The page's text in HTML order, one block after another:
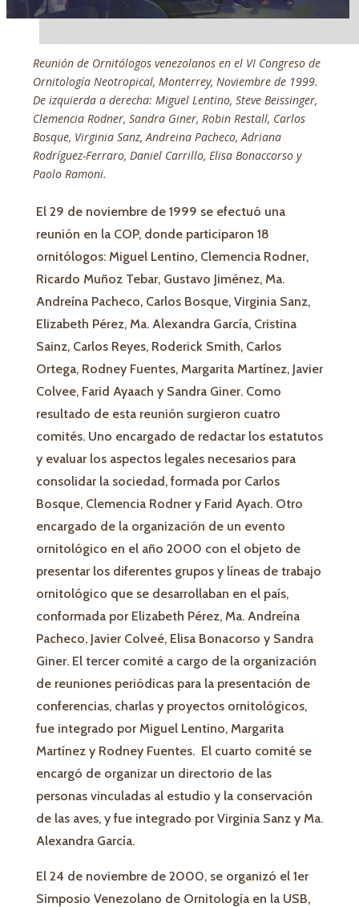
Reunión de Ornitólogos venezolanos en el VI Congreso de
Ornitología Neotropical, Monterrey, Noviembre de 1999.
De izquierda a derecha: Miguel Lentino, Steve Beissinger,
Clemencia Rodner, Sandra Giner, Robin Restall, Carlos
Bosque, Virginia Sanz, Andreina Pacheco, Adriana
Rodríguez-Ferraro, Daniel Carrillo, Elisa Bonaccorso y
Paolo Ramoni.
El 29 de noviembre de 1999 se efectuó una
reunión en la COP, donde participaron 18
ornitólogos: Miguel Lentino, Clemencia Rodner,
Ricardo Muñoz Tebar, Gustavo Jiménez, Ma.
Andreína Pacheco, Carlos Bosque, Virginia Sanz,
Elizabeth Pérez, Ma. Alexandra García, Cristina
Sainz, Carlos Reyes, Roderick Smith, Carlos
Ortega, Rodney Fuentes, Margarita Martínez, Javier
Colvee, Farid Ayaach y Sandra Giner. Como
resultado de esta reunión surgieron cuatro
comités. Uno encargado de redactar los estatutos
y evaluar los aspectos legales necesarios para
consolidar la sociedad, formada por Carlos
Bosque, Clemencia Rodner y Farid Ayach. Otro
encargado de la organización de un evento
ornitológico en el año 2000 con el objeto de
presentar los diferentes grupos y líneas de trabajo
ornitológico que se desarrollaban en el país,
conformada por Elizabeth Pérez, Ma. Andreína
Pacheco, Javier Colveé, Elisa Bonacorso y Sandra
Giner. El tercer comité a cargo de la organización
de reuniones periódicas para la presentación de
conferencias, charlas y proyectos ornitológicos,
fue integrado por Miguel Lentino, Margarita
Martínez y Rodney Fuentes. El cuarto comité se
encargó de organizar un directorio de las
personas vinculadas al estudio y la conservación
de las aves, y fue integrado por Virginia Sanz y Ma.
Alexandra García.
El 24 de noviembre de 2000, se organizó el 1er
Simposio Venezolano de Ornitología en la USB,